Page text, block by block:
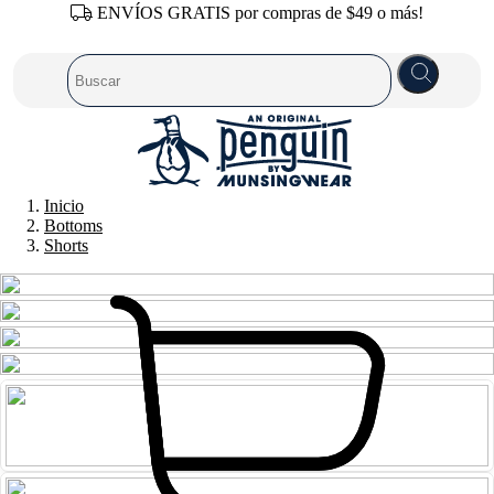
ENVÍOS GRATIS por compras de $49 o más!
Inicio
Bottoms
Shorts